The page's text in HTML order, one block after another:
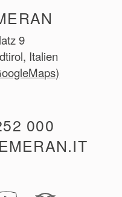
9
Italien
000